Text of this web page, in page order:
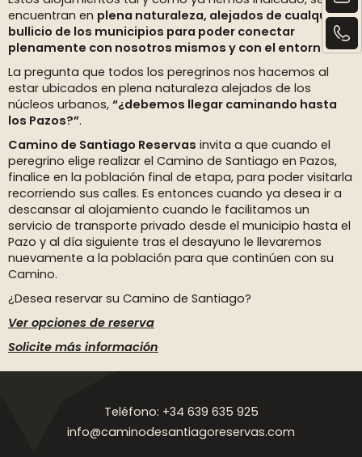
encuentran en plena naturaleza, alejados de cualquier
bullicio de los municipios para poder conectar
plenamente con nosotros mismos y con el entorno.
La pregunta que todos los peregrinos nos hacemos al
estar ubicados en plena naturaleza alejados de los
núcleos urbanos, “¿debemos llegar caminando hasta
los Pazos?”.
Camino de Santiago Reservas invita a que cuando el
peregrino elige realizar el Camino de Santiago en Pazos,
finalice en la población final de etapa, para poder visitarla
recorriendo sus calles. Es entonces cuando ya desea ir a
descansar al alojamiento cuando le facilitamos un
servicio de transporte privado desde el municipio hasta el
Pazo y al día siguiente tras el desayuno le llevaremos
nuevamente a la población para que continúen con su
Camino.
¿Desea reservar su Camino de Santiago?
Ver opciones de reserva
Solicite más información
Teléfono: +34 639 635 925
info@caminodesantiagoreservas.com